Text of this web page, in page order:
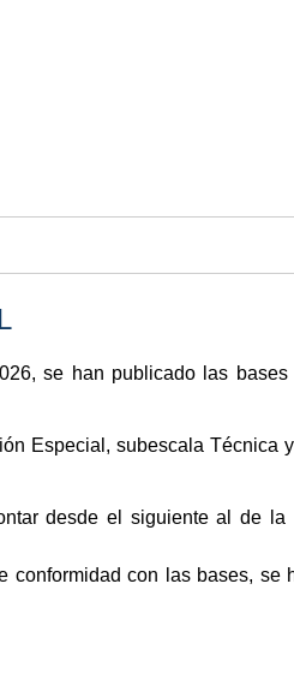
se han publicado las
Especial, subescala Técnica
desde el siguiente al de la
conformidad con las bases, se